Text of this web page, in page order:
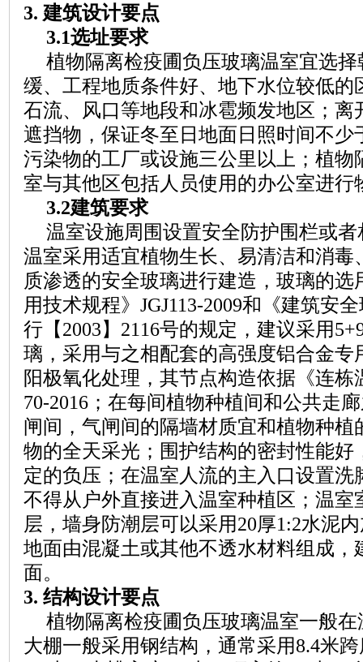
3. 建筑设计要点
3.1选址要求
植物隔离检疫圃负压玻璃温室宜选
缓、工程地质条件好、地下水位较低的
石流、风口等地段和冰雹频发地区；离
遮挡物，保证冬至日地面日照时间不少
污染物的工厂或设施三公里以上；植物
室与其他区包括人员使用的办公室进行
3.2建筑要求
温室设施周围设置安全防护围栏或
温室采用适宜植物生长、易清洁和消毒
质渗透的安全玻璃进行建造，玻璃的
用技术规程》 JGJ113-2009和 《建筑安
行【2003】2116号的规定，建议采用
璃，采用与之相配套的高强度铝合金专
阳极氧化处理，其节点构造依据《连栋
70-2016；在每间植物种植间和公共走
闸间，气闸间的隔墙材质宜和植物种植
物的全天采光；围护结构的密封性能好
定的负压；在温室人流的主入口设置洗
不得从户外直接进入温室种植区；温室
层，墙身防潮层可以采用20厚1:2水泥
地面由混凝土或其他不透水材料组成，
面。
3. 结构设计要点
植物隔离检疫圃负压玻璃温室一般
大棚一般采用钢结构，通常采用8.4米